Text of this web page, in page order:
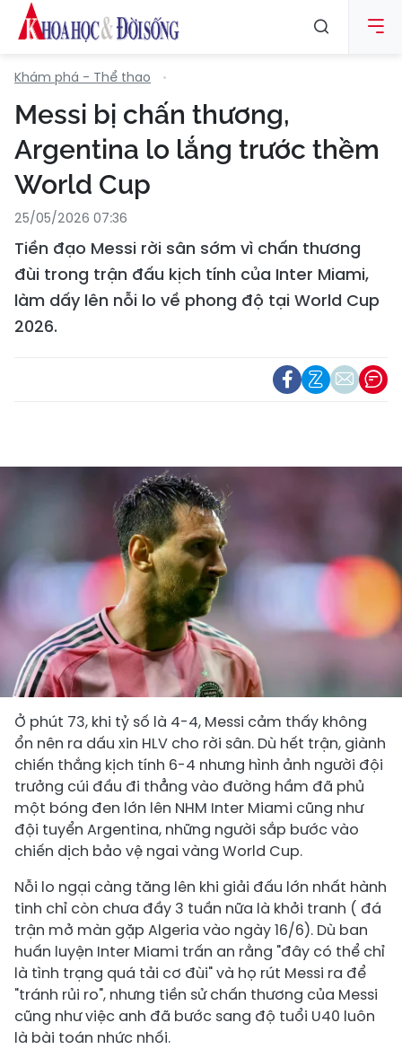
Khám phá - Thể thao
Messi bị chấn thương,
Argentina lo lắng trước thềm
World Cup
25/05/2026 07:36
Tiền đạo Messi rời sân sớm vì chấn thương
đùi trong trận đấu kịch tính của Inter Miami,
làm dấy lên nỗi lo về phong độ tại World Cup
2026.
Ở phút 73, khi tỷ số là 4-4, Messi cảm thấy không
ổn nên ra dấu xin HLV cho rời sân. Dù hết trận, giành
chiến thắng kịch tính 6-4 nhưng hình ảnh người đội
trưởng cúi đầu đi thẳng vào đường hầm đã phủ
một bóng đen lớn lên NHM Inter Miami cũng như
đội tuyển Argentina, những người sắp bước vào
chiến dịch bảo vệ ngai vàng World Cup.
Nỗi lo ngại càng tăng lên khi giải đấu lớn nhất hành
tinh chỉ còn chưa đầy 3 tuần nữa là khởi tranh ( đá
trận mở màn gặp Algeria vào ngày 16/6). Dù ban
huấn luyện Inter Miami trấn an rằng "đây có thể chỉ
là tình trạng quá tải cơ đùi" và họ rút Messi ra để
"tránh rủi ro", nhưng tiền sử chấn thương của Messi
cũng như việc anh đã bước sang độ tuổi U40 luôn
là bài toán nhức nhối.